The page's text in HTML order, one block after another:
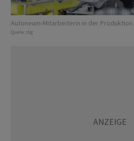
Autoneum-Mitarbeiterin in der
Quelle: zVg